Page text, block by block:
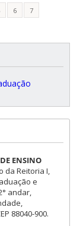
6
7
ENSINO
da Reitoria I,
e
andar,
88040-900.